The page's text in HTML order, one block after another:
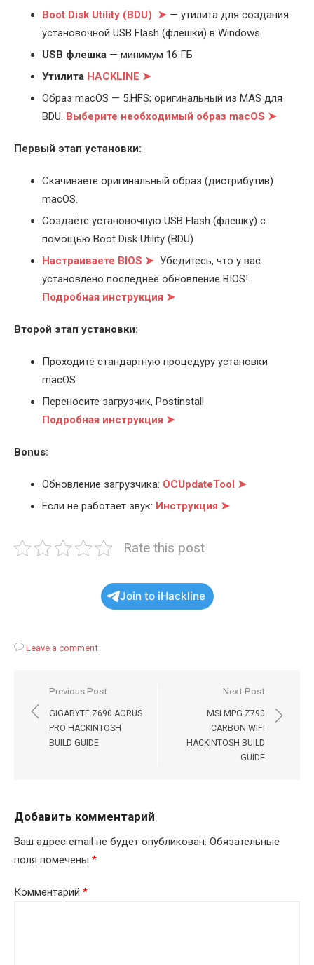
Boot Disk Utility (BDU) ➤ — утилита для создания
установочной USB Flash (флешки) в Windows
USB флешка — минимум 16 ГБ
Утилита HACKLINE ➤
Образ macOS — 5.HFS; оригинальный из MAS для
BDU. Выберите необходимый образ macOS ➤
Первый этап установки:
Скачиваете оригинальный образ (дистрибутив)
macOS.
Создаёте установочную USB Flash (флешку) с
помощью Boot Disk Utility (BDU)
Настраиваете BIOS ➤ Убедитесь, что у вас
установлено последнее обновление BIOS!
Подробная инструкция ➤
Второй этап установки:
Проходите стандартную процедуру установки
macOS
Переносите загрузчик, Postinstall
Подробная инструкция ➤
Bonus:
Обновление загрузчика: OCUpdateTool ➤
Если не работает звук: Инструкция ➤
Rate this post
Join to iHackline
Leave a comment
Навигация
по
записям
Previous Post
GIGABYTE Z690 AORUS
PRO HACKINTOSH
BUILD GUIDE
Next Post
MSI MPG Z790
CARBON WIFI
HACKINTOSH BUILD
GUIDE
Добавить комментарий
Ваш адрес email не будет опубликован. Обязательные
поля помечены *
Комментарий *